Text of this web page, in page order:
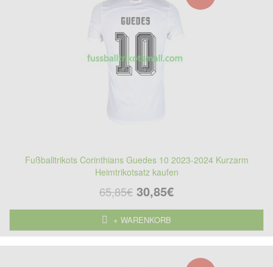
Fußballtrikots Corinthians Guedes 10 2023-2024 Kurzarm
Heimtrikotsatz kaufen
65,85€ 30,85€
+ WARENKORB